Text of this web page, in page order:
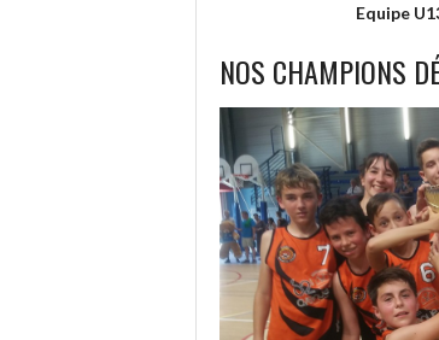
Equipe
NOS CHAMPIONS